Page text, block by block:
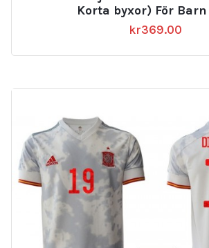
Korta byxor) För Barn
kr369.00